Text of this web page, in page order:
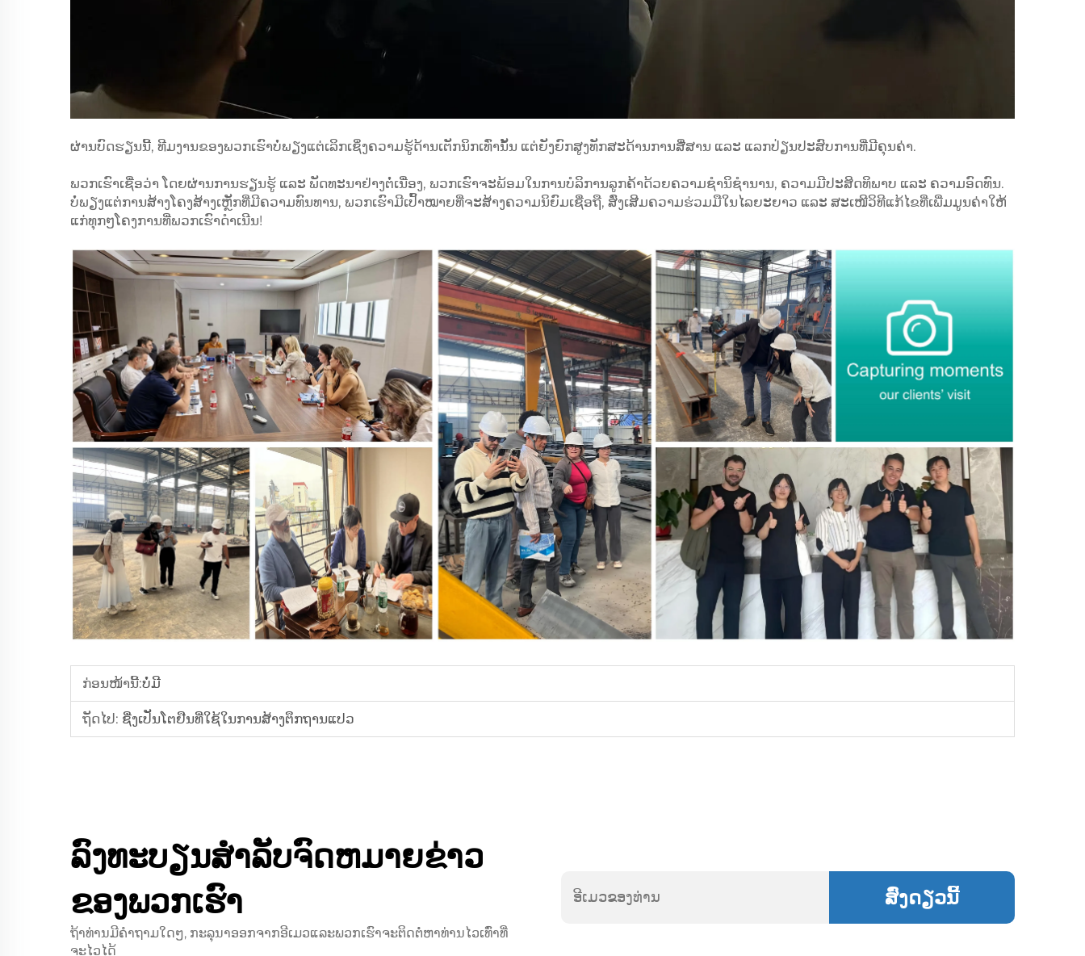
ຜ່ານບົດຮຽນນີ້, ທີມງານຂອງພວກເຮົາບໍ່ພຽງແຕ່ເລິກເຊິ່ງຄວາມຮູ້ດ້ານເຕັກນິກເທົ່ານັ້ນ ແຕ່ຍັງຍົກສູງທັກສະດ້ານການສື່ສານ ແລະ ແລກປ່ຽນປະສົບການທີ່ມີຄຸນຄ່າ.
ພວກເຮົາເຊື່ອວ່າ ໂດຍຜ່ານການຮຽນຮູ້ ແລະ ພັດທະນາຢ່າງຕໍ່ເນື່ອງ, ພວກເຮົາຈະພ້ອມໃນການບໍລິການລູກຄ້າດ້ວຍຄວາມຊຳນິຊຳນານ, ຄວາມມີປະສິດທິພາບ ແລະ ຄວາມອົດທົນ.
ບໍ່ພຽງແຕ່ການສ້າງໂຄງສ້າງເຫຼັກທີ່ມີຄວາມທົນທານ, ພວກເຮົາມີເປົ້າໝາຍທີ່ຈະສ້າງຄວາມນິຍົມເຊື່ອຖື, ສົ່ງເສີມຄວາມຮ່ວມມືໃນໄລຍະຍາວ ແລະ ສະເໜີວິທີແກ້ໄຂທີ່ເພີ່ມມູນຄ່າໃຫ້
ແກ່ທຸກໆໂຄງການທີ່ພວກເຮົາດຳເນີນ!
ກ່ອນໜ້ານີ້:ບໍ່ມີ
ຖັດໄປ: ຊື່ງເປັນໂຕຢືນທີ່ໃຊ້ໃນການສ້າງຕຶກຖານແປວ
ລົງທະບຽນສໍາລັບຈົດຫມາຍຂ່າວ
ຂອງພວກເຮົາ
ຖ້າທ່ານມີຄໍາຖາມໃດໆ, ກະລຸນາອອກຈາກອີເມວແລະພວກເຮົາຈະຕິດຕໍ່ຫາທ່ານໄວເທົ່າທີ່
ຈະໄວໄດ້
ສົ່ງດຽວນີ້